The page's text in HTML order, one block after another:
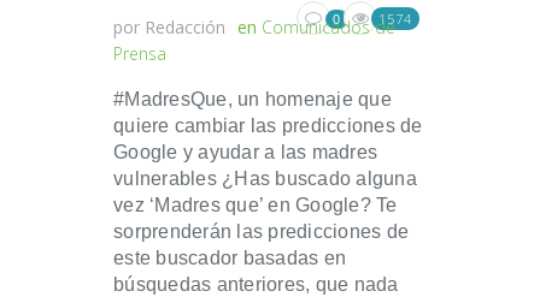
por Redacción en Comunicados de
Prensa
0 1574
#MadresQue, un homenaje que
quiere cambiar las predicciones de
Google y ayudar a las madres
vulnerables ¿Has buscado alguna
vez ‘Madres que’ en Google? Te
sorprenderán las predicciones de
este buscador basadas en
búsquedas anteriores, que nada